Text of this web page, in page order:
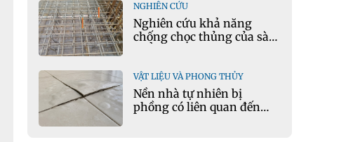
NGHIÊN CỨU
Nghiên cứu khả năng
chống chọc thủng của sàn
nứt tới hạn
VẬT LIỆU VÀ PHONG THỦY
Nền nhà tự nhiên bị
phồng có liên quan đến